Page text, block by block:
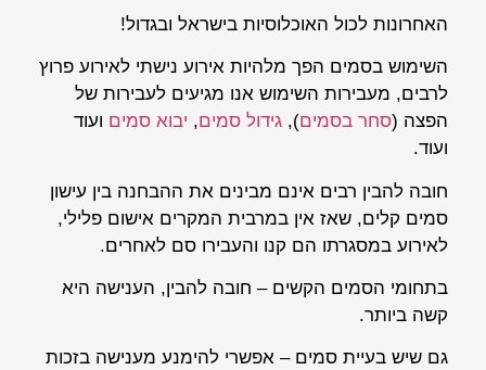
האחרונות לכול האוכלוסיות בישראל ובגדול!
השימוש בסמים הפך מלהיות אירוע נישתי לאירוע פרוץ
לרבים, מעבירות השימוש אנו מגיעים לעבירות של
הפצה (סחר בסמים), גידול סמים, יבוא סמים ועוד
ועוד.
חובה להבין רבים אינם מבינים את ההבחנה בין עישון
סמים קלים, שאז אין במרבית המקרים אישום פלילי,
לאירוע במסגרתו הם קנו והעבירו סם לאחרים.
בתחומי הסמים הקשים – חובה להבין, הענישה היא
קשה ביותר.
גם שיש בעיית סמים – אפשרי להימנע מענישה בזכות